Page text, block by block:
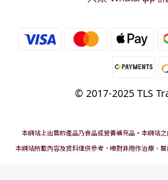
© 2017-2025 TLS
本網站上出售的產品乃食品或營養補充品。本網站
本網站所載內容及資料僅供參考，絕對非用作治療、